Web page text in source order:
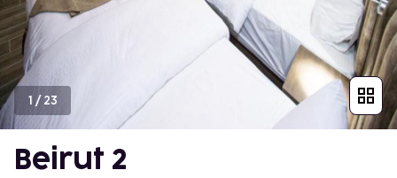
1 /23
Beirut 2